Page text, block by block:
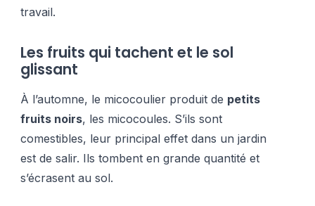
travail.
Les fruits qui tachent et le sol
glissant
À l’automne, le micocoulier produit de petits
fruits noirs, les micocoules. S’ils sont
comestibles, leur principal effet dans un jardin
est de salir. Ils tombent en grande quantité et
s’écrasent au sol.